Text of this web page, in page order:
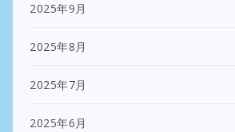
2025年9月
2025年8月
2025年7月
2025年6月